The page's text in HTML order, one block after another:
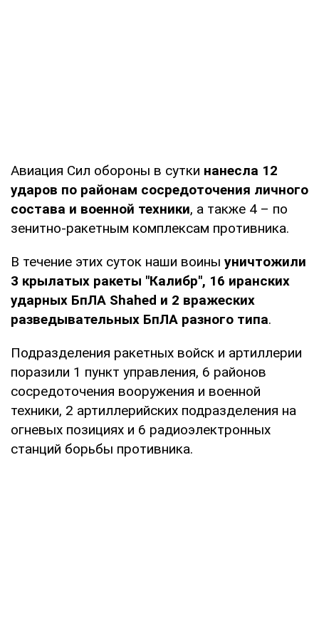
Авиация Сил обороны в сутки нанесла 12
ударов по районам сосредоточения личного
состава и военной техники, а также 4 – по
зенитно-ракетным комплексам противника.
В течение этих суток наши воины уничтожили
3 крылатых ракеты "Калибр", 16 иранских
ударных БпЛА Shahed и 2 вражеских
разведывательных БпЛА разного типа.
Подразделения ракетных войск и артиллерии
поразили 1 пункт управления, 6 районов
сосредоточения вооружения и военной
техники, 2 артиллерийских подразделения на
огневых позициях и 6 радиоэлектронных
станций борьбы противника.